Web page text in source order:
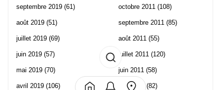
septembre 2019 (61)
août 2019 (51)
juillet 2019 (69)
juin 2019 (57)
mai 2019 (70)
avril 2019 (106)
octobre 2011 (108)
septembre 2011 (85)
août 2011 (55)
juillet 2011 (120)
juin 2011 (58)
mai 2011 (82)